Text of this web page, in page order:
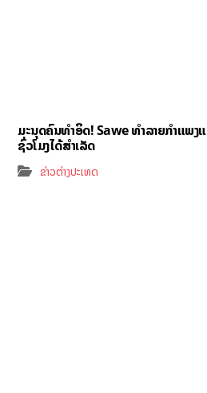
ມະນຸດຄົນທຳອິດ! Sawe ທຳລາຍກຳແພງ
ຊົ່ວໂມງໄດ້ສຳເລັດ
ຂ່າວຕ່າງປະເທດ